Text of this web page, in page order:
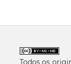
Todos os